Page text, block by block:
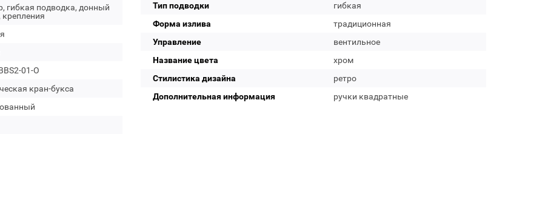
гибкая подводка, донный
крепления
01-O
кран-букса
Тип подводки
гибкая
Форма излива
традиционная
Управление
вентильное
Название цвета
хром
Стилистика дизайна
ретро
Дополнительная информация
ручки квадратные